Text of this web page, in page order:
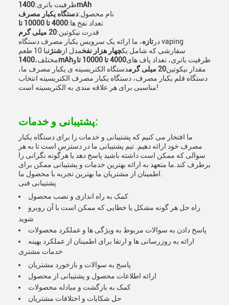
ظرفیت باتری:1400mAh
نام محصول:دستگاه یکبار مصرف
تعداد نفخ ها:4000 تا 10000 تا
قدرت نیکوتین:20 میلی گرم
در تازه، ما ارائه یک سرویس یکبار مصرف دستگاه vaping
سفارشی که شامل یکچهار هزار نفخمدل از شنژن
با 10 طعم
مختلف،1400mAh ظرفیت باتری، تعداد پاف های4000 تا 10000 تا
و
مقدار نیکوتین20 میلی گرم
دستگاه الکتریسیته ی یکبار مصرف ما،
دستگاه قلم یکبار مصرف، دستگاه یکبار مصرف الکتریسیته انتخاب
مناسبی برای هر علاقه مندی به الکتریسیته است!
پشتیبانی و خدمات:
ما افتخار می کنیم که پشتیبانی و خدمات را برای دستگاه یکبار
مصرف خود ارائه دهیم. تیم پشتیبانی ما در دسترس است تا به هر
سوالی که ممکن است داشته باشید پاسخ دهد یا هرگونه نگرانی را
برطرف کند.ما متعهد به ارائه بهترین خدمات و پشتیبانی ممکن برای
پشتیبانی فنی
کمک به راه اندازی و نصب محصول
راه حل هر گونه مشکل یا خطایی که ممکن است با آن روبرو
شوید
پاسخ دادن به سوالات مربوط به ویژگی ها و عملکرد محصولات
ارائه به روزرسانی ها و ارتقا برای اطمینان از عملکرد بهینه
خدمات مشتری
پاسخ به سوالات و بازخورد مشتریان
ارائه اطلاعات محصول و پشتیبانی از محصول
کمک به بازگشت و مبادله محصولات
حل شکایات و اختلافات مشتریان